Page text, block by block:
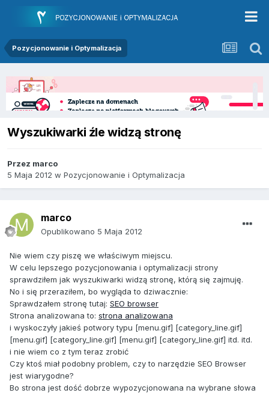
Pozycjonowanie i Optymalizacja
Wyszukiwarki źle widzą stronę
Przez marco
5 Maja 2012 w Pozycjonowanie i Optymalizacja
marco
Opublikowano 5 Maja 2012
Nie wiem czy piszę we właściwym miejscu.
W celu lepszego pozycjonowania i optymalizacji strony
sprawdziłem jak wyszukiwarki widzą stronę, którą się zajmuję.
No i się przeraziłem, bo wygląda to dziwacznie:
Sprawdzałem stronę tutaj: SEO browser
Strona analizowana to: strona analizowana
i wyskoczyły jakieś potwory typu [menu.gif] [category_line.gif]
[menu.gif] [category_line.gif] [menu.gif] [category_line.gif] itd. itd.
i nie wiem co z tym teraz zrobić
Czy ktoś miał podobny problem, czy to narzędzie SEO Browser
jest wiarygodne?
Bo strona jest dość dobrze wypozycjonowana na wybrane słowa